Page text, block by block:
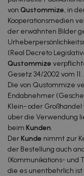
von Qustommize, in
Kooperationsmedien
der erwähnten Bilder
(Real Decreto
Qustommize
Gesetz 34/2002 vom
Die von Qustommize
Endabnehmer
Klein- oder
über die Verwendung
beim Kunden.
DerKunde nimmt zur
der Bestellung auch
(Kommunikations- und
die es unentbehrlich